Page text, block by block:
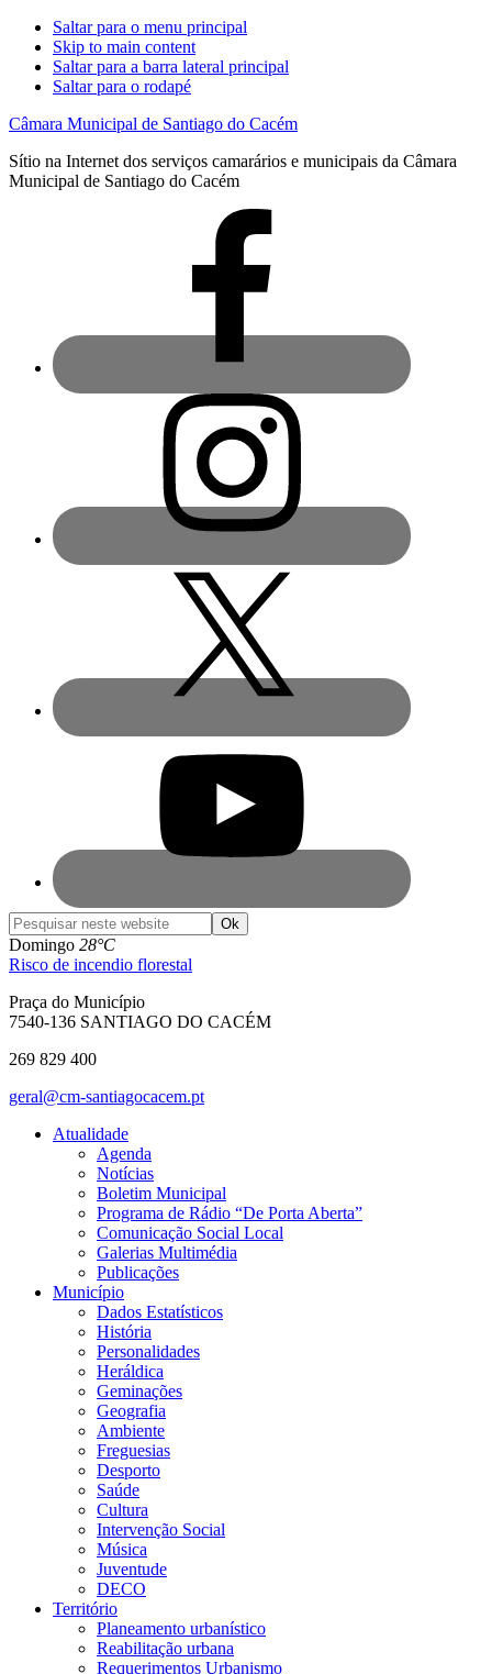
Saltar para o menu principal
Skip to main content
Saltar para a barra lateral principal
Saltar para o rodapé
Câmara Municipal de Santiago do Cacém
Sítio na Internet dos serviços camarários e municipais da Câmara
Municipal de Santiago do Cacém
Pesquisar
neste
website
Domingo 28°C
Risco de incendio florestal
Praça do Município
7540-136 SANTIAGO DO CACÉM
269 829 400
geral@cm-santiagocacem.pt
Atualidade
Agenda
Notícias
Boletim Municipal
Programa de Rádio “De Porta Aberta”
Comunicação Social Local
Galerias Multimédia
Publicações
Município
Dados Estatísticos
História
Personalidades
Heráldica
Geminações
Geografia
Ambiente
Freguesias
Desporto
Saúde
Cultura
Intervenção Social
Música
Juventude
DECO
Território
Planeamento urbanístico
Reabilitação urbana
Requerimentos Urbanismo